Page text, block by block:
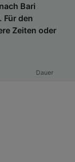
Bari
Für den
Zeiten oder
Dauer